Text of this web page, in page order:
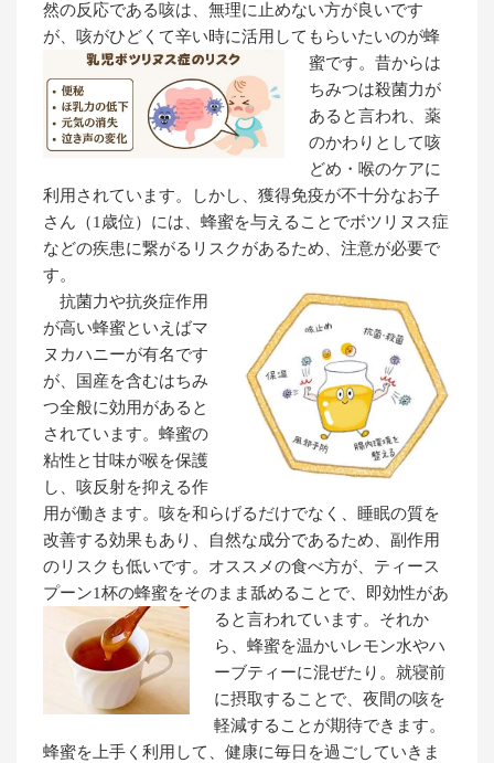
然の反応である咳は、無理に止めない方が良いです
が、咳がひどくて辛い時に活用してもらいたいのが蜂
蜜です。 昔からは
ちみつは殺菌力が
あると言われ、薬
のかわりとして咳
どめ・喉のケアに
利用されています。しかし、獲得免疫が不十分なお子
さん（1歳位）には、蜂蜜を与えることでボツリヌス症
などの疾患に繋がるリスクがあるため、注意が必要で
す。
抗菌力や抗炎症作用
が高い蜂蜜といえばマ
ヌカハニーが有名です
が、国産を含むはちみ
つ全般に効用があると
されています。蜂蜜の
粘性と甘味が喉を保護
し、咳反射を抑える作
用が働きます。咳を和らげるだけでなく、睡眠の質を
改善する効果もあり、自然な成分であるため、副作用
のリスクも低いです。オススメの食べ方が、ティース
プーン1杯の蜂蜜をそのまま舐めることで、即効性があ
ると言われています。 それか
ら、蜂蜜を温かいレモン水やハ
ーブティーに混ぜたり。就寝前
に摂取することで、夜間の咳を
軽減することが期待できます。
蜂蜜を上手く利用して、健康に毎日を過ごしていきま